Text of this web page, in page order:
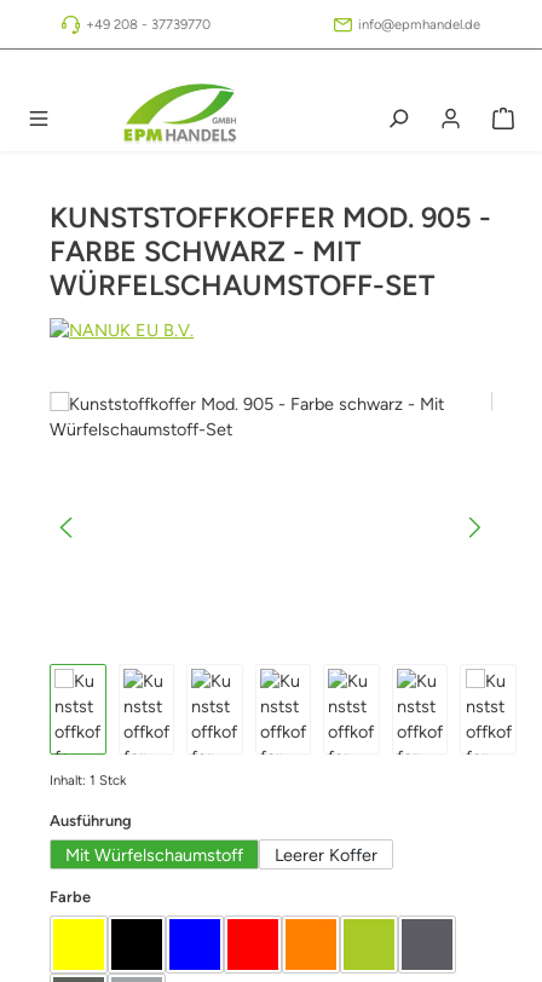
Zum Hauptinhalt springen
+49 208 - 37739770 info@epmhandel.de
KUNSTSTOFFKOFFER MOD. 905 -
FARBE SCHWARZ - MIT
WÜRFELSCHAUMSTOFF-SET
Bildergalerie überspringen
Inhalt: 1 Stck
Ausführung
Mit Würfelschaumstoff Leerer Koffer
Farbeauswählen